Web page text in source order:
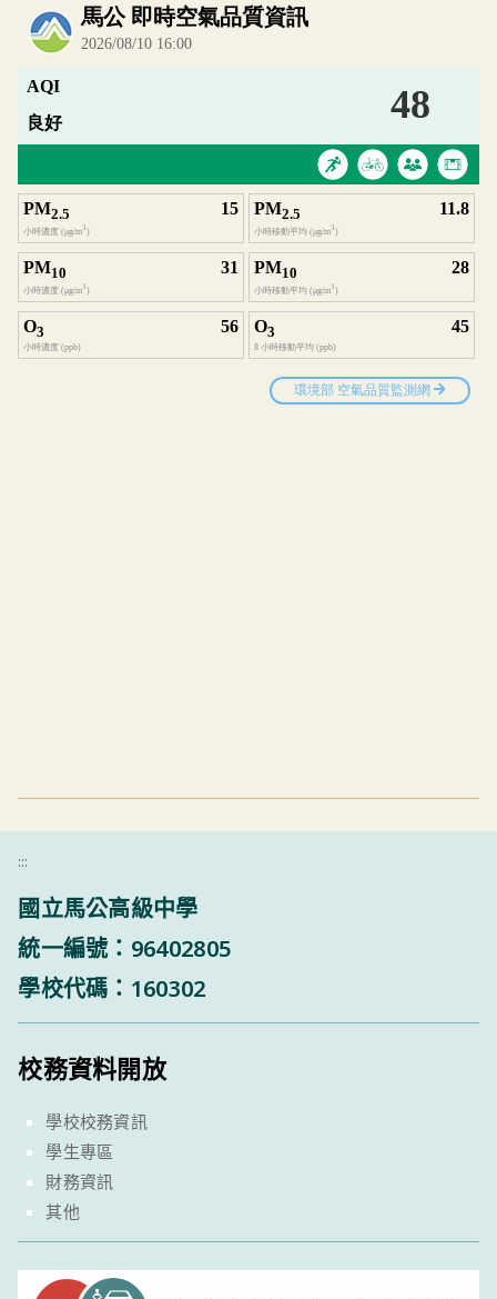
內嵌空氣品質小工具為視覺預覽，完整即時空
:::
國立馬公高級中學
統一編號：96402805
學校代碼：160302
校務資料開放
學校校務資訊
學生專區
財務資訊
其他